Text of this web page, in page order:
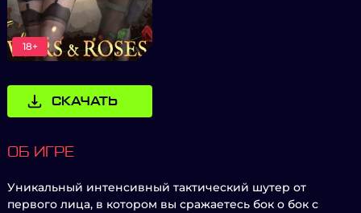
18+
СКАЧАТЬ
ОБ ИГРЕ
Уникальный интенсивный тактический шутер от
первого лица, в котором вы сражаетесь бок о бок с